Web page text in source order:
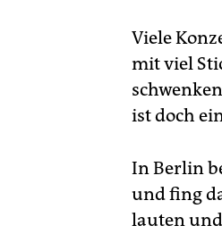
Viele
mit viel
ist doch
In Berlin
und fing
lauten